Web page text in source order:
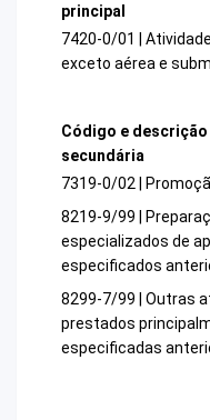
principal
7420-0/01 |
exceto aérea e
Código e
secundária
7319-0/02 |
8219-9/99 |
especializados de
especificados
8299-7/99 | Outras
prestados
especificadas